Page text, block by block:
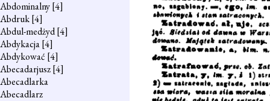
Abdominalny[4]
Abdruk[4]
Abdul-medżyd[4]
Abdykacja[4]
Abdykować [4]
Abecadarjusz[4]
Abecadlarka
Abecadlarz